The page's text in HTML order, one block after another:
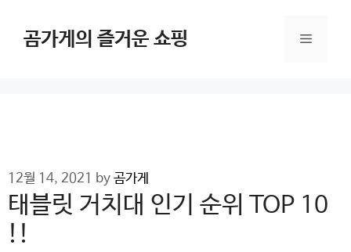
content곰가게의 즐거운 쇼핑 Menu
12월 14, 2021 by 곰가게
태블릿 거치대 인기 순위 TOP 10
!!